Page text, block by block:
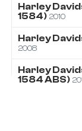
Harley
1584) 2010
Harley
2008
Harley
1584 ABS)